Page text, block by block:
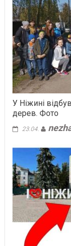
У Ніжині
дерев. Фото
23.04.